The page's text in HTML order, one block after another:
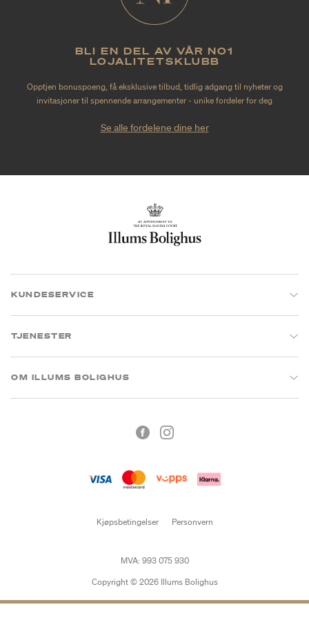
BLI EN DEL AV VÅR NO1
LOJALITETSKLUBB
Opptjen bonuspoeng, få eksklusive tilbud, tidlig adgang til nyheter og
invitasjoner til spennende arrangementer - unike fordeler for deg
Se alle fordelene dine her
KUNDESERVICE
TJENESTER
OM ILLUMS BOLIGHUS
Kjøpsbetingelser Personvern
MVA: 993 075 930
Copyright © 2026 Illums Bolighus